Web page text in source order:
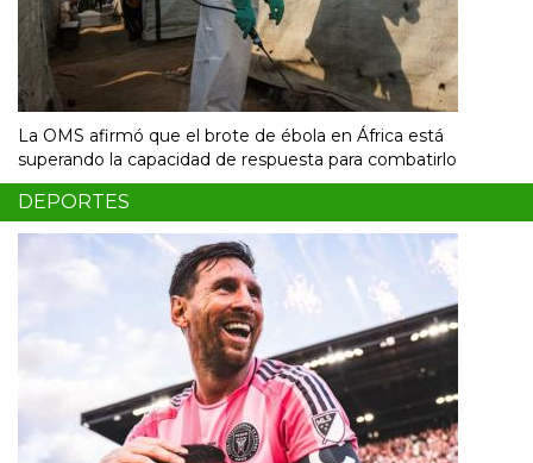
La OMS afirmó que el brote de ébola en África está
superando la capacidad de respuesta para combatirlo
DEPORTES